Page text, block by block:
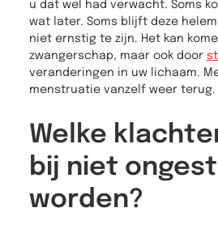
u dat wel had verwacht. Soms
wat later. Soms blijft deze
niet ernstig te zijn. Het kan
zwangerschap, maar ook door
veranderingen in uw lichaam.
menstruatie vanzelf weer terug.
Welke
bij niet
worden?